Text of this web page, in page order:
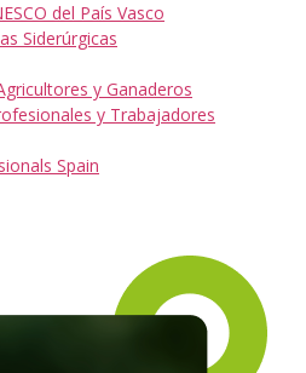
del País Vasco
Siderúrgicas
y Ganaderos
y Trabajadores
Spain